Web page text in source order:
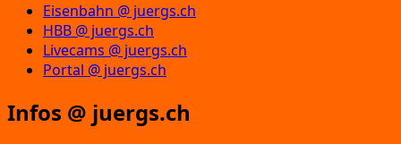
Eisenbahn @ juergs.ch
HBB @ juergs.ch
Livecams @ juergs.ch
Portal @ juergs.ch
Infos @ juergs.ch